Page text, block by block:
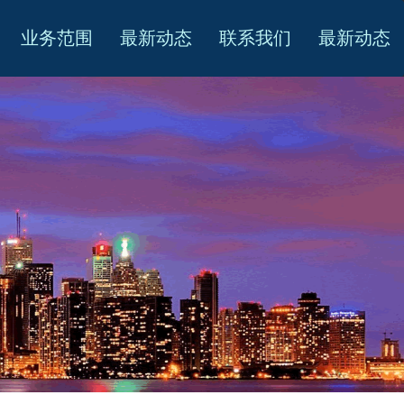
业务范围 最新动态 联系我们 最新动态